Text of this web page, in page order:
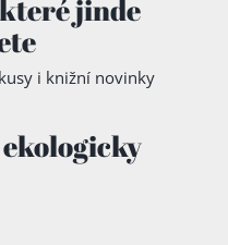
které jinde
i knižní novinky